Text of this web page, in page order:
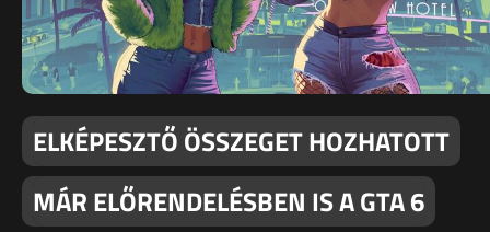
ELKÉPESZTŐ ÖSSZEGET HOZHATOTT
MÁR ELŐRENDELÉSBEN IS A GTA 6